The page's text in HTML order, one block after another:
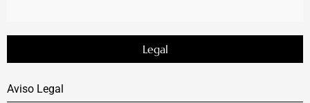
Legal
Aviso Legal